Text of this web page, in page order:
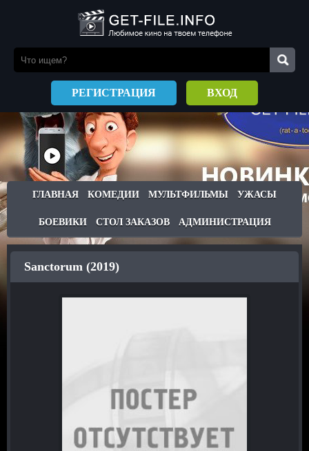
РЕГИСТРАЦИЯ ВХОД
ГЛАВНАЯ КОМЕДИИ МУЛЬТФИЛЬМЫ УЖАСЫ
БОЕВИКИ СТОЛ ЗАКАЗОВ АДМИНИСТРАЦИЯ
Sanctorum (2019)